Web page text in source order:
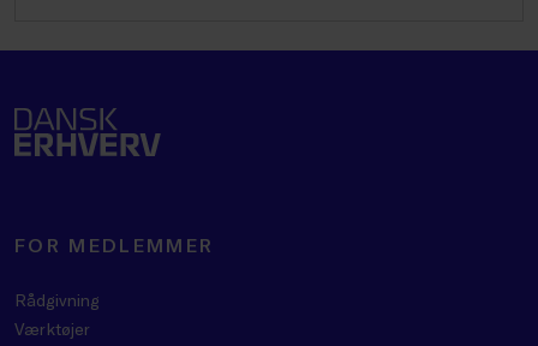
FOR MEDLEMMER
Rådgivning
Værktøjer